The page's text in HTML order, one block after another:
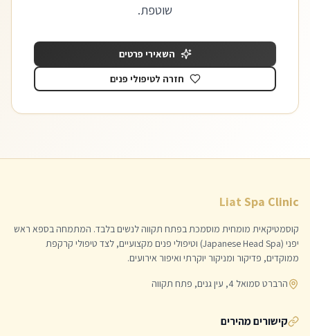
שוטפת.
השאירי פרטים
חזרה לטיפולי פנים
Liat Spa Clinic
קוסמטיקאית מומחית מוסמכת בפתח תקווה לנשים בלבד. המתמחה בספא ראש
יפני (Japanese Head Spa) וטיפולי פנים מקצועיים, לצד טיפולי קרקפת
ממוקדים, פדיקור ומניקור יוקרתי ואיפור אירועים.
הרברט סמואל 4, עין גנים, פתח תקווה
קישורים מהירים